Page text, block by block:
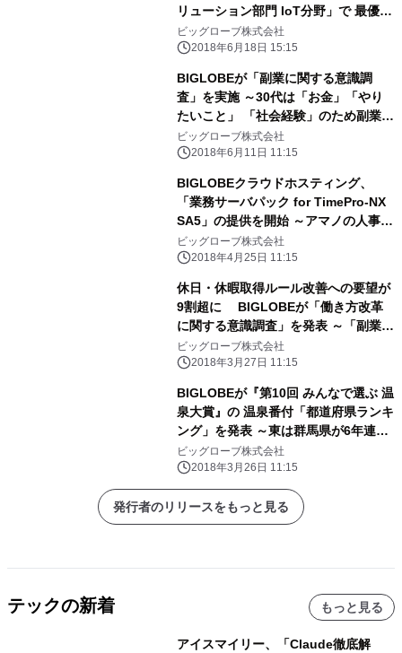
リューション部門 IoT分野」で 最優秀
賞を受賞
ビッグローブ株式会社
2018年6月18日 15:15
BIGLOBEが「副業に関する意識調
査」を実施 ～30代は「お金」「やり
たいこと」 「社会経験」のため副業を
希望～
ビッグローブ株式会社
2018年6月11日 11:15
BIGLOBEクラウドホスティング、
「業務サーバパック for TimePro-NX
SA5」の提供を開始 ～アマノの人事労
務管理システム向けサーバパックが
Windows Server 2016に対応～
ビッグローブ株式会社
2018年4月25日 11:15
休日・休暇取得ルール改善への要望が
9割超に BIGLOBEが「働き方改革
に関する意識調査」を発表 ～「副業・
兼業の許容」は40代男性、 「長時間
労働対策」は20代男女が導入希望～
ビッグローブ株式会社
2018年3月27日 11:15
BIGLOBEが『第10回 みんなで選ぶ 温
泉大賞』の 温泉番付「都道府県ランキ
ング」を発表 ～東は群馬県が6年連
続、西は兵庫県が初の横綱獲得～
ビッグローブ株式会社
2018年3月26日 11:15
発行者のリリースをもっと見る
テックの新着 もっと見る
アイスマイリー、「Claude徹底解